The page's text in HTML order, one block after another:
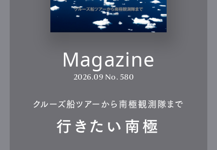
Magazine
2026.09 No. 580
クルーズ船ツアーから南極観測隊まで
行きたい南極